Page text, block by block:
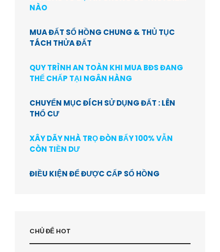
NÀO
MUA ĐẤT SỔ HỒNG CHUNG & THỦ TỤC
TÁCH THỬA ĐẤT
QUY TRÌNH AN TOÀN KHI MUA BĐS ĐANG
THẾ CHẤP TẠI NGÂN HÀNG
CHUYỂN MỤC ĐÍCH SỬ DỤNG ĐẤT : LÊN
THỔ CƯ
XÂY DÃY NHÀ TRỌ ĐÒN BẨY 100% VẪN
CÒN TIỀN DƯ
ĐIỀU KIỆN ĐỂ ĐƯỢC CẤP SỔ HỒNG
CHỦ ĐỂ HOT